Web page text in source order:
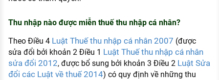
Thu nhập nào được miễn thuế thu nhập cá nhân?
Theo Điều 4 Luật Thuế thu nhập cá nhân 2007 (được
sửa đổi bởi khoản 2 Điều 1 Luật Thuế thu nhập cá nhân
sửa đổi 2012, được bổ sung bởi khoản 3 Điều 2 Luật Sửa
đổi các Luật về thuế 2014) có quy định về những thu